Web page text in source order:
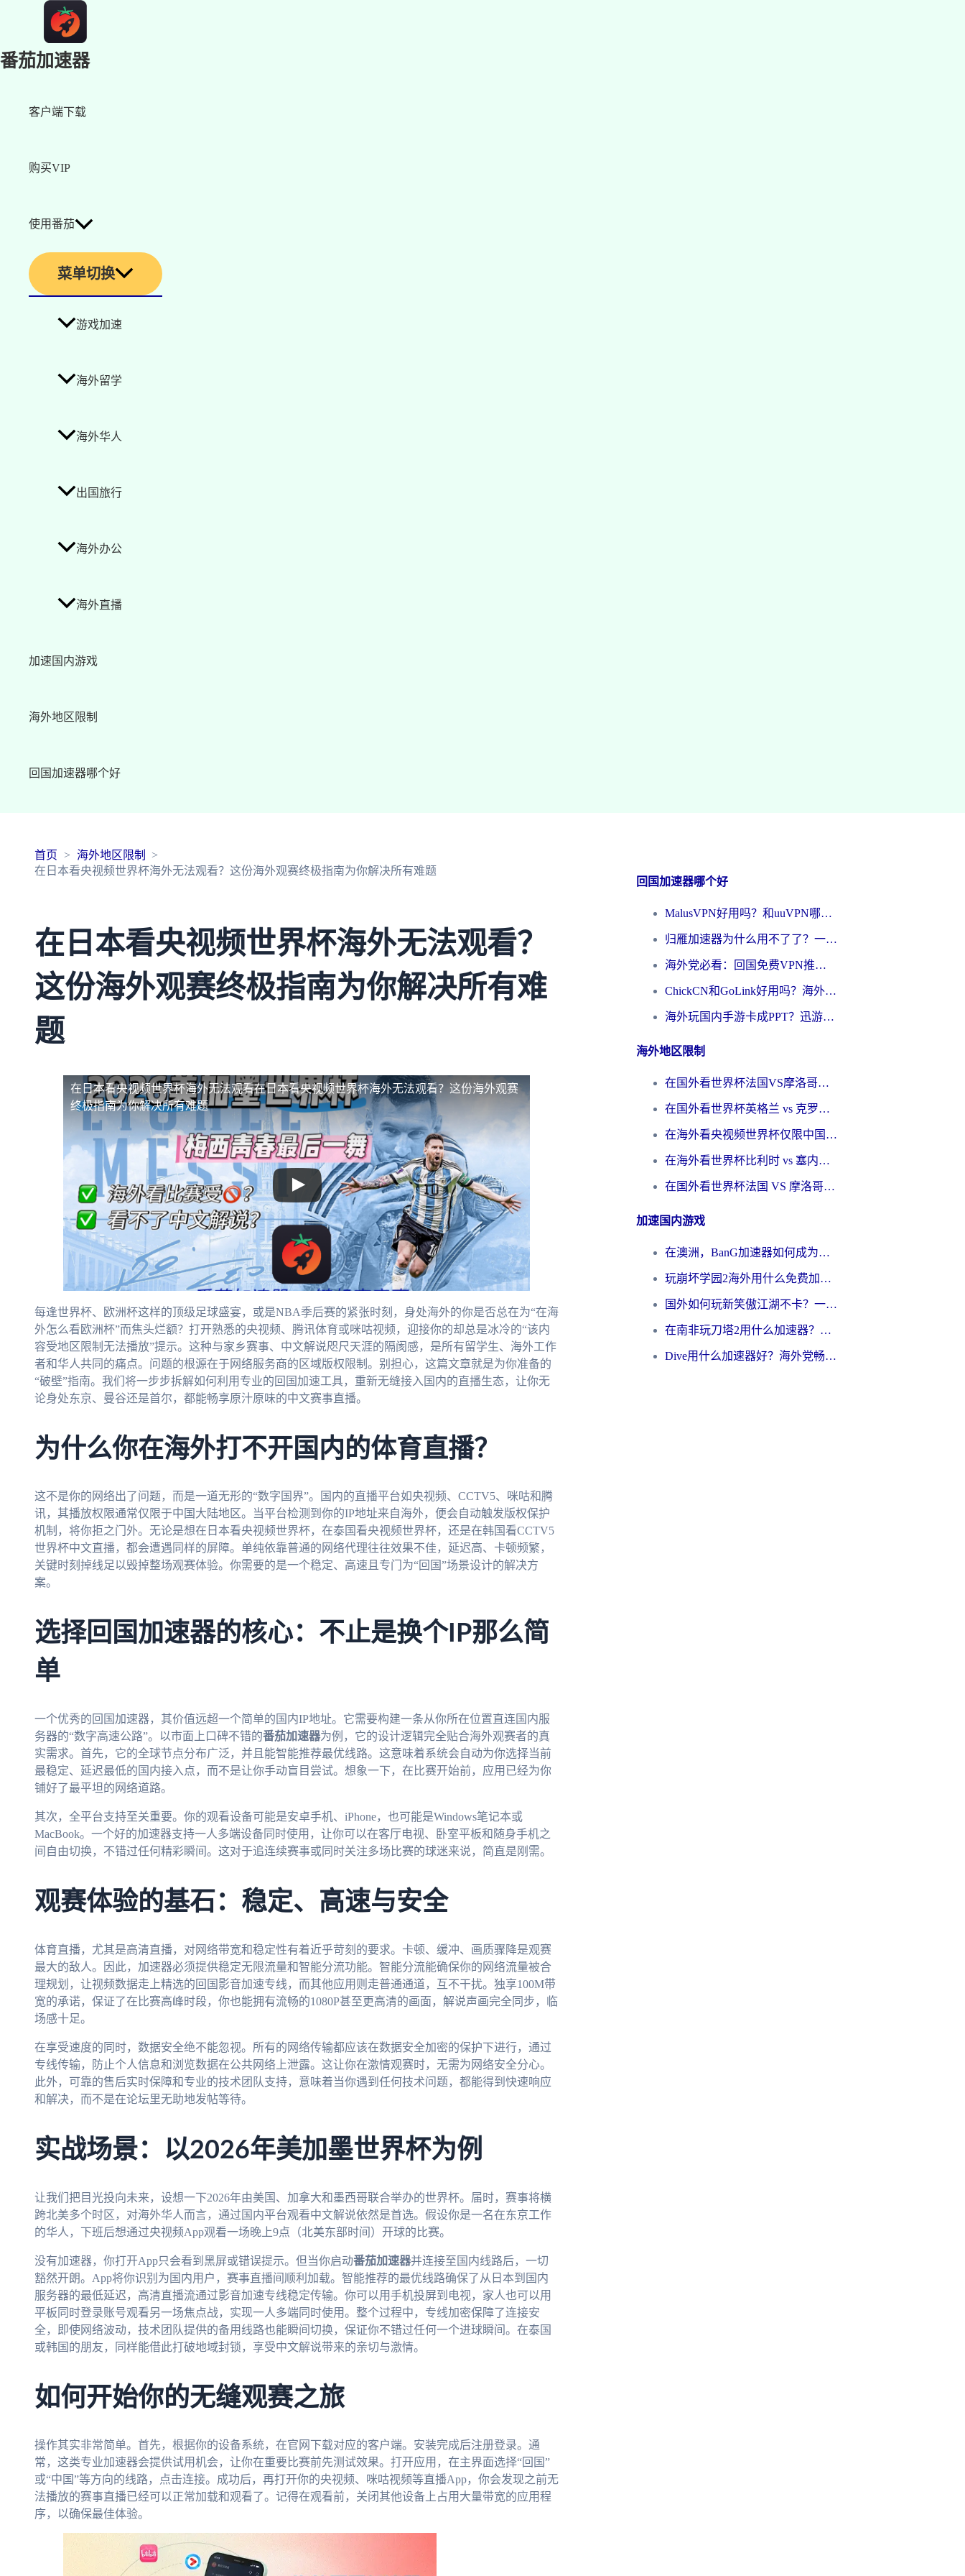
番茄加速器
客户端下载
购买VIP
使用番茄
菜单切换
游戏加速
海外留学
海外华人
出国旅行
海外办公
海外直播
加速国内游戏
海外地区限制
回国加速器哪个好
首页
海外地区限制
在日本看央视频世界杯海外无法观看？这份海外观赛终极指南为你解决所有难题
在日本看央视频世界杯海外无法观看？
这份海外观赛终极指南为你解决所有难
题
在日本看央视频世界杯海外无法观看在日本看央视频世界杯海外无法观看？这份海外观赛
终极指南为你解决所有难题
每逢世界杯、欧洲杯这样的顶级足球盛宴，或是NBA季后赛的紧张时刻，身处海外的你是否总在为“在海
外怎么看欧洲杯”而焦头烂额？打开熟悉的央视频、腾讯体育或咪咕视频，迎接你的却总是冰冷的“该内
容受地区限制无法播放”提示。这种与家乡赛事、中文解说咫尺天涯的隔阂感，是所有留学生、海外工作
者和华人共同的痛点。问题的根源在于网络服务商的区域版权限制。别担心，这篇文章就是为你准备的
“破壁”指南。我们将一步步拆解如何利用专业的回国加速工具，重新无缝接入国内的直播生态，让你无
论身处东京、曼谷还是首尔，都能畅享原汁原味的中文赛事直播。
为什么你在海外打不开国内的体育直播？
这不是你的网络出了问题，而是一道无形的“数字国界”。国内的直播平台如央视频、CCTV5、咪咕和腾
讯，其播放权限通常仅限于中国大陆地区。当平台检测到你的IP地址来自海外，便会自动触发版权保护
机制，将你拒之门外。无论是想在日本看央视频世界杯，在泰国看央视频世界杯，还是在韩国看CCTV5
世界杯中文直播，都会遭遇同样的屏障。单纯依靠普通的网络代理往往效果不佳，延迟高、卡顿频繁，
关键时刻掉线足以毁掉整场观赛体验。你需要的是一个稳定、高速且专门为“回国”场景设计的解决方
案。
选择回国加速器的核心：不止是换个IP那么简
单
一个优秀的回国加速器，其价值远超一个简单的国内IP地址。它需要构建一条从你所在位置直连国内服
务器的“数字高速公路”。以市面上口碑不错的番茄加速器为例，它的设计逻辑完全贴合海外观赛者的真
实需求。首先，它的全球节点分布广泛，并且能智能推荐最优线路。这意味着系统会自动为你选择当前
最稳定、延迟最低的国内接入点，而不是让你手动盲目尝试。想象一下，在比赛开始前，应用已经为你
铺好了最平坦的网络道路。
其次，全平台支持至关重要。你的观看设备可能是安卓手机、iPhone，也可能是Windows笔记本或
MacBook。一个好的加速器支持一人多端设备同时使用，让你可以在客厅电视、卧室平板和随身手机之
间自由切换，不错过任何精彩瞬间。这对于追连续赛事或同时关注多场比赛的球迷来说，简直是刚需。
观赛体验的基石：稳定、高速与安全
体育直播，尤其是高清直播，对网络带宽和稳定性有着近乎苛刻的要求。卡顿、缓冲、画质骤降是观赛
最大的敌人。因此，加速器必须提供稳定无限流量和智能分流功能。智能分流能确保你的网络流量被合
理规划，让视频数据走上精选的回国影音加速专线，而其他应用则走普通通道，互不干扰。独享100M带
宽的承诺，保证了在比赛高峰时段，你也能拥有流畅的1080P甚至更高清的画面，解说声画完全同步，临
场感十足。
在享受速度的同时，数据安全绝不能忽视。所有的网络传输都应该在数据安全加密的保护下进行，通过
专线传输，防止个人信息和浏览数据在公共网络上泄露。这让你在激情观赛时，无需为网络安全分心。
此外，可靠的售后实时保障和专业的技术团队支持，意味着当你遇到任何技术问题，都能得到快速响应
和解决，而不是在论坛里无助地发帖等待。
实战场景：以2026年美加墨世界杯为例
让我们把目光投向未来，设想一下2026年由美国、加拿大和墨西哥联合举办的世界杯。届时，赛事将横
跨北美多个时区，对海外华人而言，通过国内平台观看中文解说依然是首选。假设你是一名在东京工作
的华人，下班后想通过央视频App观看一场晚上9点（北美东部时间）开球的比赛。
没有加速器，你打开App只会看到黑屏或错误提示。但当你启动番茄加速器并连接至国内线路后，一切
豁然开朗。App将你识别为国内用户，赛事直播间顺利加载。智能推荐的最优线路确保了从日本到国内
服务器的最低延迟，高清直播流通过影音加速专线稳定传输。你可以用手机投屏到电视，家人也可以用
平板同时登录账号观看另一场焦点战，实现一人多端同时使用。整个过程中，专线加密保障了连接安
全，即使网络波动，技术团队提供的备用线路也能瞬间切换，保证你不错过任何一个进球瞬间。在泰国
或韩国的朋友，同样能借此打破地域封锁，享受中文解说带来的亲切与激情。
如何开始你的无缝观赛之旅
操作其实非常简单。首先，根据你的设备系统，在官网下载对应的客户端。安装完成后注册登录。通
常，这类专业加速器会提供试用机会，让你在重要比赛前先测试效果。打开应用，在主界面选择“回国”
或“中国”等方向的线路，点击连接。成功后，再打开你的央视频、咪咕视频等直播App，你会发现之前无
法播放的赛事直播已经可以正常加载和观看了。记得在观看前，关闭其他设备上占用大量带宽的应用程
序，以确保最佳体验。
回国加速器哪个好
MalusVPN好用吗？和uuVPN哪个好？海外党无缝访问国内资源的真实对比与选择指南
归雁加速器为什么用不了了？一位海外游子的真实困惑与技术解答
海外党必看：回国免费VPN推荐？别踩坑！教你选对加速器无缝刷国内资源
ChickCN和GoLink好用吗？海外党如何选对回国加速器
海外玩国内手游卡成PPT？迅游和奇游手游哪个好？一篇讲透回国加速器怎么选
海外地区限制
在国外看世界杯法国VS摩洛哥地区限制？这篇指南让你流畅看中文解说无压力
在国外看世界杯英格兰 vs 克罗地亚当前地区不可播放？这篇指南帮你搞定所有海外观赛难题
在海外看央视频世界杯仅限中国大陆？这篇指南帮你解锁中文解说+无卡顿直播
在海外看世界杯比利时 vs 塞内加尔仅限中国大陆？我找到了最流畅的中文解说之路
在国外看世界杯法国 VS 摩洛哥仅限中国大陆？海外党这样看中文解说赛事不卡顿
加速国内游戏
在澳洲，BanG加速器如何成为你国服游戏的“时光机”？
玩崩坏学园2海外用什么免费加速器好？2026海外党亲测国服游戏加速指南
国外如何玩新笑傲江湖不卡？一份给海外游子的终极网络指南
在南非玩刀塔2用什么加速器？一份给海外游子的终极生存指南
Dive用什么加速器好？海外党畅玩国服游戏的终极避坑指南